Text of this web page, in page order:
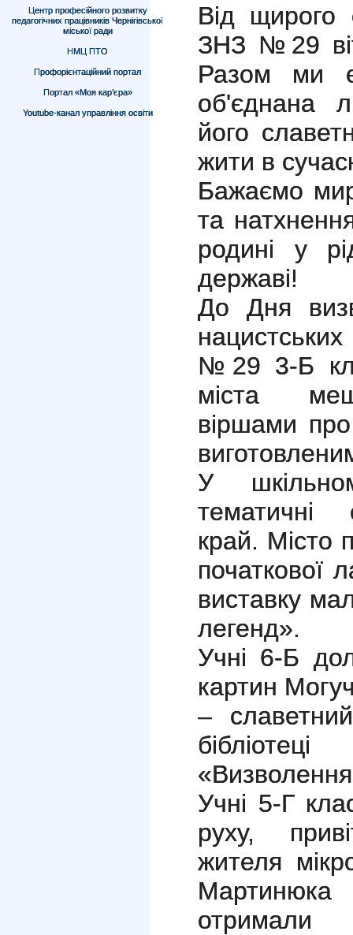
Центр професійного розвитку
педагогічних працівників Чернігівської
міської ради
НМЦ ПТО
Профорієнтаційний портал
Портал «Моя кар’єра»
Youtube-канал управління освіти
Від щирого
ЗНЗ №29
Разом ми
об'єднана
його
жити в
Бажаємо
та
родині у
державі!
До Дня
№29 3-Б
міста
віршами
У
тематичні
край. Місто
початкової
виставку
легенд».
Учні 6-Б
картин
–
Учні 5-Г
руху,
жителя